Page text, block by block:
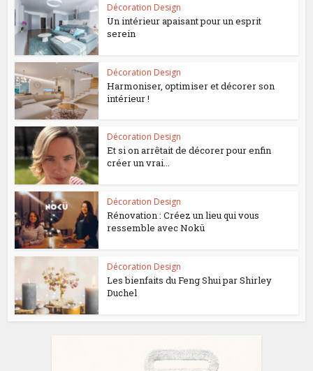
Décoration Design
Un intérieur apaisant pour un esprit
serein
Décoration Design
Harmoniser, optimiser et décorer son
intérieur !
Décoration Design
Et si on arrêtait de décorer pour enfin
créer un vrai...
Décoration Design
Rénovation : Créez un lieu qui vous
ressemble avec Nokü
Décoration Design
Les bienfaits du Feng Shui par Shirley
Duchel